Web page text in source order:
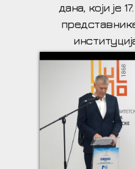
дана, који је